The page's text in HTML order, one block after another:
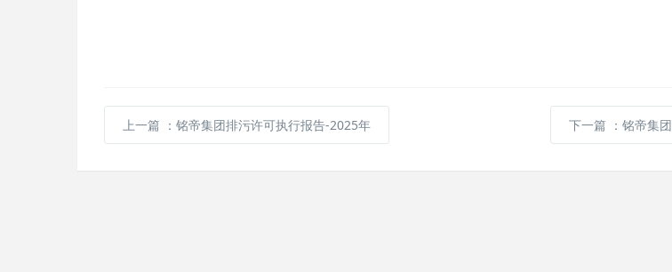
上一篇 ：铭帝集团排污许可执行报告-2025年 下一篇 ：铭帝集